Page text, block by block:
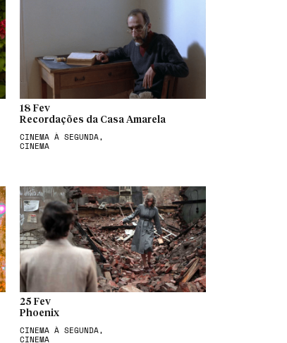
18 Fev
Recordações da Casa Amarela
CINEMA À SEGUNDA,
CINEMA
25 Fev
Phoenix
CINEMA À SEGUNDA,
CINEMA